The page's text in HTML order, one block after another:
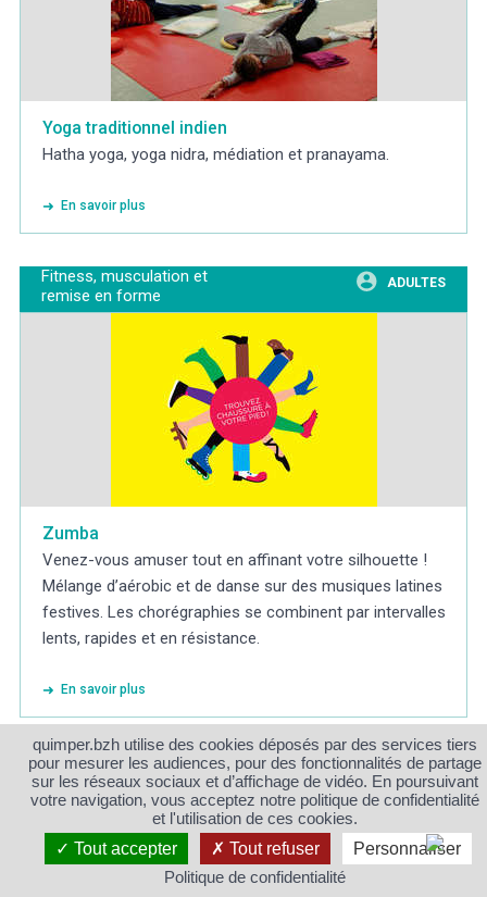
Yoga traditionnel indien
Hatha yoga, yoga nidra, médiation et pranayama.
En savoir plus
Fitness, musculation et
remise en forme
ADULTES
Zumba
Venez-vous amuser tout en affinant votre silhouette !
Mélange d’aérobic et de danse sur des musiques latines
festives. Les chorégraphies se combinent par intervalles
lents, rapides et en résistance.
En savoir plus
Fitness, musculation et
remise en forme
À PARTIR DE 15 ANS
quimper.bzh utilise des cookies déposés par des services tiers
pour mesurer les audiences, pour des fonctionnalités de partage
sur les réseaux sociaux et d’affichage de vidéo. En poursuivant
votre navigation, vous acceptez notre politique de confidentialité
et l'utilisation de ces cookies.
Tout accepter
Tout refuser
Personnaliser
Politique de confidentialité